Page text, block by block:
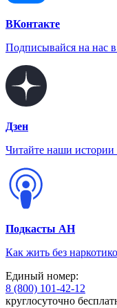
ВКонтакте
Подписывайся на нас
Дзен
Читайте наши истории
Подкасты АН
Как жить без
Единый номер:
8 (800) 101-42-12
круглосуточно